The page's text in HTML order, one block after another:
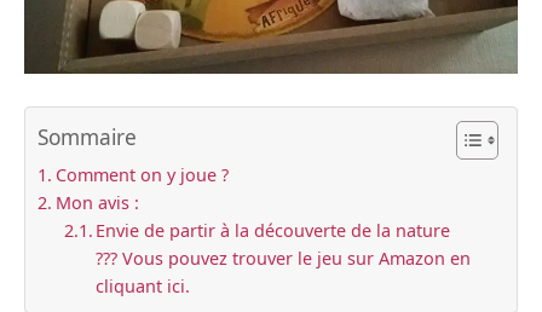
Sommaire
Comment on y joue ?
Mon avis :
Envie de partir à la découverte de la nature
??? Vous pouvez trouver le jeu sur Amazon en
cliquant ici.